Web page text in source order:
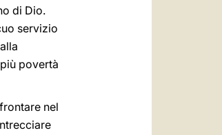
di Dio.
servizio
povertà
nel